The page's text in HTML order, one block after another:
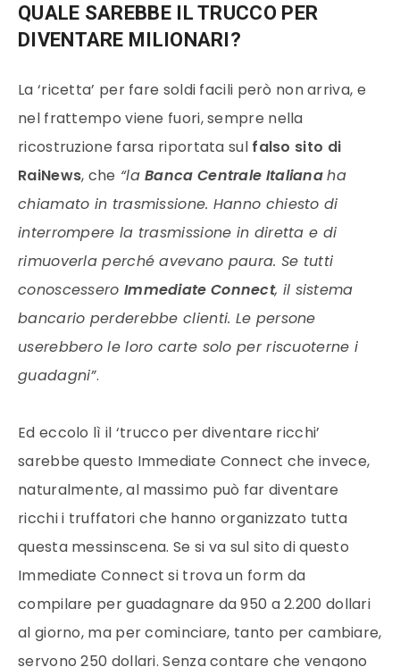
QUALE SAREBBE IL TRUCCO PER
DIVENTARE MILIONARI?
La ‘ricetta’ per fare soldi facili però non arriva, e
nel frattempo viene fuori, sempre nella
ricostruzione farsa riportata sul falso sito di
RaiNews, che “laBanca Centrale Italianaha
chiamato in trasmissione. Hanno chiesto di
interrompere la trasmissione in diretta e di
rimuoverla perché avevano paura. Se tutti
conoscessero Immediate Connect, il sistema
bancario perderebbe clienti. Le persone
userebbero le loro carte solo per riscuoterne i
guadagni”.
Ed eccolo lì il ‘trucco per diventare ricchi’
sarebbe questo Immediate Connect che invece,
naturalmente, al massimo può far diventare
ricchi i truffatori che hanno organizzato tutta
questa messinscena. Se si va sul sito di questo
Immediate Connect si trova un form da
compilare per guadagnare da 950 a 2.200 dollari
al giorno, ma per cominciare, tanto per cambiare,
servono 250 dollari. Senza contare che vengono